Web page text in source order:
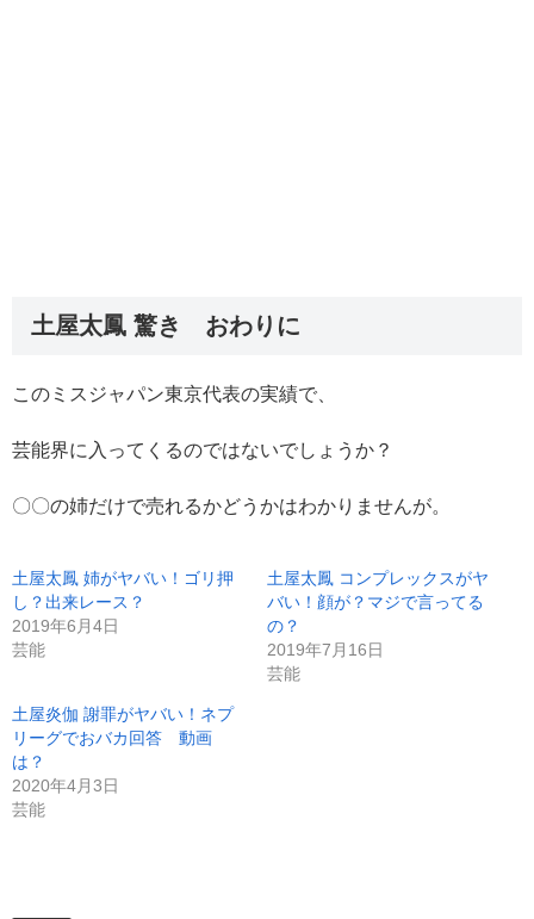
土屋太鳳 驚き おわりに
このミスジャパン東京代表の実績で、
芸能界に入ってくるのではないでしょうか？
〇〇の姉だけで売れるかどうかはわかりませんが。
土屋太鳳 姉がヤバい！ゴリ押
し？出来レース？
2019年6月4日
芸能
土屋太鳳 コンプレックスがヤ
バい！顔が？マジで言ってる
の？
2019年7月16日
芸能
土屋炎伽 謝罪がヤバい！ネプ
リーグでおバカ回答 動画
は？
2020年4月3日
芸能